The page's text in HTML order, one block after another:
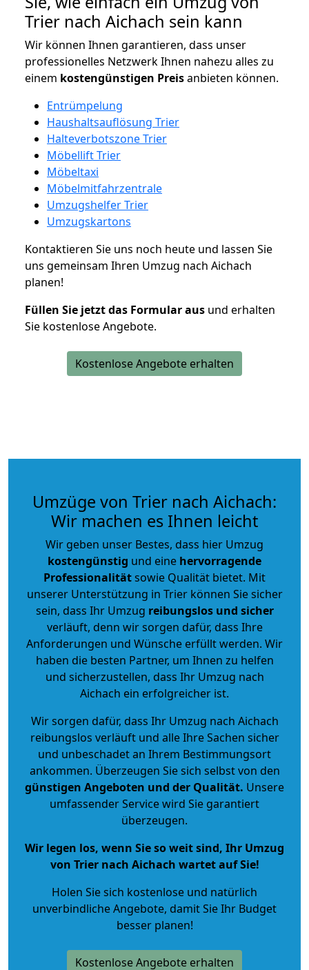
Trier nach Aichach sein kann
Wir können Ihnen garantieren, dass unser
professionelles Netzwerk Ihnen nahezu alles zu
einem kostengünstigen Preisanbieten können.
Entrümpelung
Haushaltsauflösung Trier
Halteverbotszone Trier
Möbellift Trier
Möbeltaxi
Möbelmitfahrzentrale
Umzugshelfer Trier
Umzugskartons
Kontaktieren Sie uns noch heute und lassen Sie
uns gemeinsam Ihren Umzug nach Aichach
planen!
Füllen Sie jetzt das Formular aus und erhalten
Sie kostenlose Angebote.
Kostenlose Angebote erhalten
Umzüge von Trier nach Aichach:
Wir machen es Ihnen leicht
Wir geben unser Bestes, dass hier Umzug
kostengünstig und eine hervorragende
Professionalitätsowie Qualität bietet. Mit
unserer Unterstützung in Trier können Sie sicher
sein, dass Ihr Umzug reibungslos und sicher
verläuft, denn wir sorgen dafür, dass Ihre
Anforderungen und Wünsche erfüllt werden. Wir
haben die besten Partner, um Ihnen zu helfen
und sicherzustellen, dass Ihr Umzug nach
Aichach ein erfolgreicher ist.
Wir sorgen dafür, dass Ihr Umzug nach Aichach
reibungslos verläuft und alle Ihre Sachen sicher
und unbeschadet an Ihrem Bestimmungsort
ankommen. Überzeugen Sie sich selbst von den
günstigen Angeboten und der Qualität. Unsere
umfassender Service wird Sie garantiert
überzeugen.
Wir legen los, wenn Sie so weit sind, Ihr Umzug
von Trier nach Aichach wartet auf Sie!
Holen Sie sich kostenlose und natürlich
unverbindliche Angebote, damit Sie Ihr Budget
besser planen!
Kostenlose Angebote erhalten